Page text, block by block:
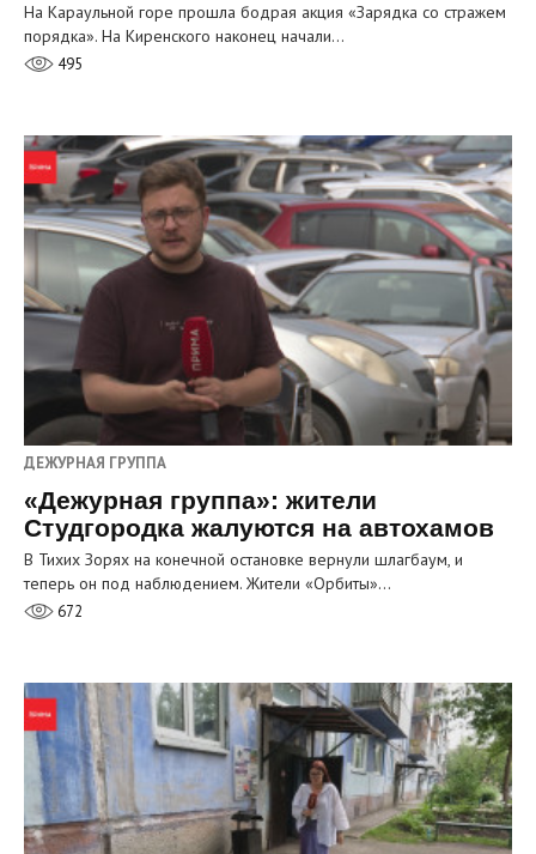
На Караульной горе прошла бодрая акция «Зарядка со стражем
порядка». На Киренского наконец начали…
495
ДЕЖУРНАЯ ГРУППА
«Дежурная группа»: жители
Студгородка жалуются на автохамов
В Тихих Зорях на конечной остановке вернули шлагбаум, и
теперь он под наблюдением. Жители «Орбиты»…
672